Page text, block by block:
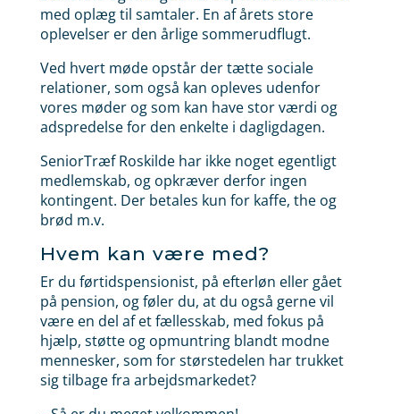
med oplæg til samtaler. En af årets store
oplevelser er den årlige sommerudflugt.
Ved hvert møde opstår der tætte sociale
relationer, som også kan opleves udenfor
vores møder og som kan have stor værdi og
adspredelse for den enkelte i dagligdagen.
SeniorTræf Roskilde har ikke noget egentligt
medlemskab, og opkræver derfor ingen
kontingent. Der betales kun for kaffe, the og
brød m.v.
Hvem kan være med?
Er du førtidspensionist, på efterløn eller gået
på pension, og føler du, at du også gerne vil
være en del af et fællesskab, med fokus på
hjælp, støtte og opmuntring blandt modne
mennesker, som for størstedelen har trukket
sig tilbage fra arbejdsmarkedet?